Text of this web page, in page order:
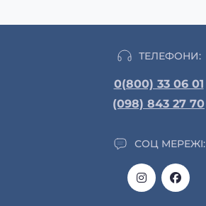
ТЕЛЕФОНИ:
0(800) 33 06 01
(098) 843 27 70
СОЦ МЕРЕЖІ: